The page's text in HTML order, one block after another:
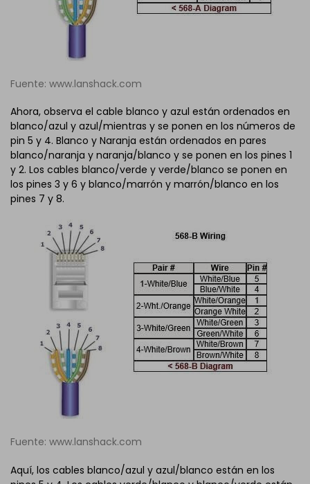
Fuente: www.lanshack.com
Ahora, observa el cable blanco y azul están ordenados en
blanco/azul y azul/mientras y se ponen en los números de
pin 5 y 4. Blanco y Naranja están ordenados en pares
blanco/naranja y naranja/blanco y se ponen en los pines 1
y 2. Los cables blanco/verde y verde/blanco se ponen en
los pines 3 y 6 y blanco/marrón y marrón/blanco en los
pines 7 y 8.
Fuente: www.lanshack.com
Aquí, los cables blanco/azul y azul/blanco están en los